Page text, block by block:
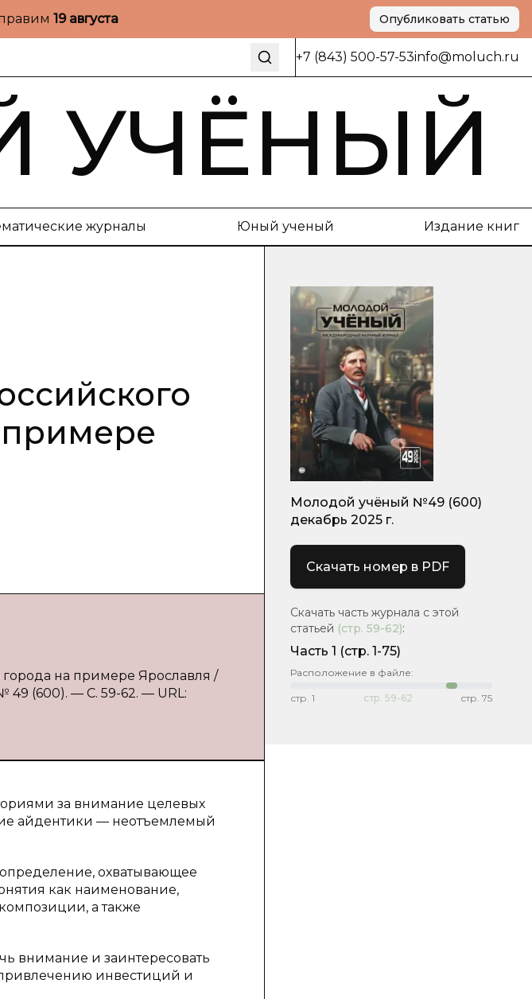
19 августа Опубликовать статью
+7 (843) 500-57-53info@moluch.ru
УЧЁНЫЙ
журналы Юный ученый Издание книг
на примере Ярославля /
(600). — С. 59-62. — URL:
за внимание целевых
айдентики — неотъемлемый
охватывающее
как наименование,
а также
внимание и заинтересовать
привлечению инвестиций и
Молодой учёный №49 (600)
декабрь 2025 г.
Скачать номер в PDF
Скачать часть журнала с этой
статьей (стр. 59-62):
Часть 1 (стр. 1-75)
Расположение в файле:
стр. 1 стр. 59-62 стр. 75